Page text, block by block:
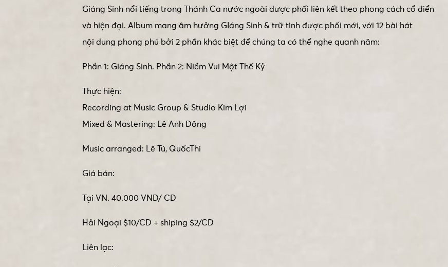
Giáng Sinh nổi tiếng trong Thánh Ca nước ngoài được phối liên kết theo phong cách cổ điển
và hiện đại. Album mang âm hưởng GIáng Sinh & trữ tình được phối mới, với 12 bài hát
nội dung phong phú bởi 2 phần khác biệt để chúng ta có thể nghe quanh năm:
Phần 1: Giáng Sinh. Phần 2: Niềm Vui Một Thế Kỷ
Thực hiện:
Recording at Music Group & Studio Kim Lợi
Mixed & Mastering: Lê Anh Đông
Music arranged: Lê Tú, QuốcThi
Giá bán:
Tại VN. 40.000 VND/ CD
Hải Ngoại $10/CD + shiping $2/CD
Liên lạc: